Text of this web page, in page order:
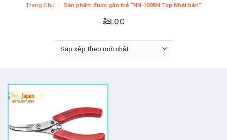
Trang Chủ / Sản phẩm được gắn thẻ “NN-100BN Top Nhật bản”
LỌC